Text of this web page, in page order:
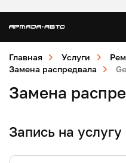
Главная Услуги
Замена распредвала
Замена
Запись на услугу